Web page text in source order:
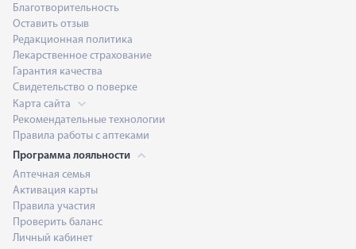
Благотворительность
Оставить отзыв
Редакционная политика
Лекарственное страхование
Гарантия качества
Свидетельство о поверке
Карта сайта
Рекомендательные технологии
Правила работы с аптеками
Программа лояльности
Аптечная семья
Активация карты
Правила участия
Проверить баланс
Личный кабинет